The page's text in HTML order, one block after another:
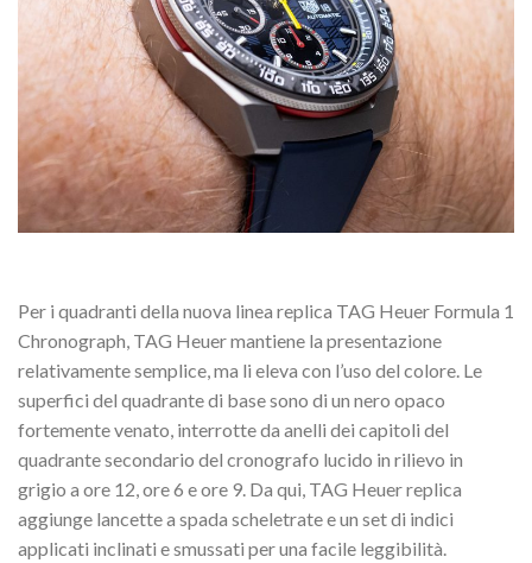
Per i quadranti della nuova linea replica TAG Heuer Formula 1
Chronograph, TAG Heuer mantiene la presentazione
relativamente semplice, ma li eleva con l’uso del colore. Le
superfici del quadrante di base sono di un nero opaco
fortemente venato, interrotte da anelli dei capitoli del
quadrante secondario del cronografo lucido in rilievo in
grigio a ore 12, ore 6 e ore 9. Da qui, TAG Heuer replica
aggiunge lancette a spada scheletrate e un set di indici
applicati inclinati e smussati per una facile leggibilità.